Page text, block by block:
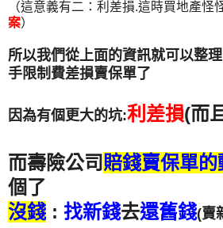
（這意義有二：利差損.這時買地產怪
案）
所以我們從上面的資訊就可以整
手限制費差損賣保單了
因為有個更大的坑:利差損(而
而壽險公司 賠錢賣保單的
個了
沒錢: 找新錢去還舊錢(賣